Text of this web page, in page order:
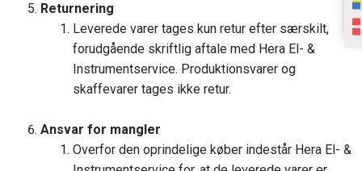
Returnering
Leverede varer tages kun retur efter særskilt,
forudgående skriftlig aftale med Hera El- &
Instrumentservice. Produktionsvarer og
skaffevarer tages ikke retur.
Ansvar for mangler
Overfor den oprindelige køber indestår Hera El- &